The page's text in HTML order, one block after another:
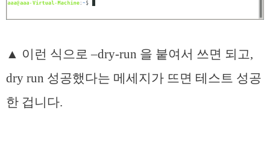
▲ 이런 식으로 –dry-run 을 붙여서 쓰면 되고,
dry run 성공했다는 메세지가 뜨면 테스트 성공
한 겁니다.